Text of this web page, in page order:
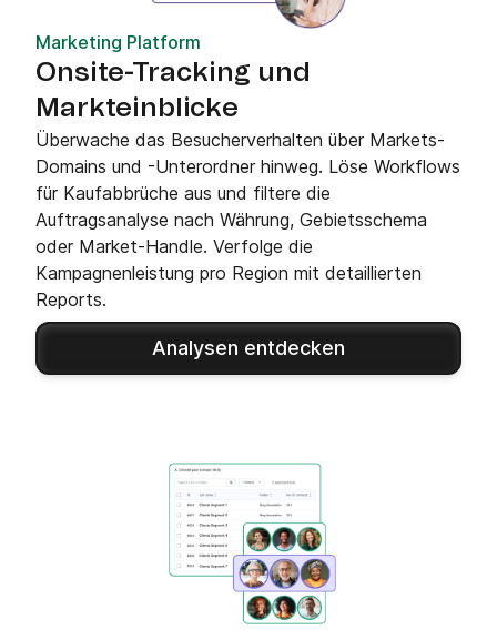
Marketing Platform
Onsite-Tracking und
Markteinblicke
Überwache das Besucherverhalten über Markets-
Domains und -Unterordner hinweg. Löse Workflows
für Kaufabbrüche aus und filtere die
Auftragsanalyse nach Währung, Gebietsschema
oder Market-Handle. Verfolge die
Kampagnenleistung pro Region mit detaillierten
Reports.
Analysen entdecken